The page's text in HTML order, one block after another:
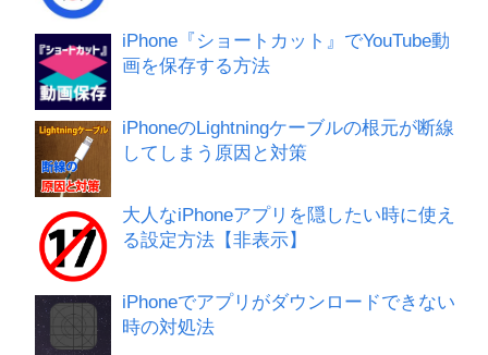
iPhone『ショートカット』でYouTube動
画を保存する方法
iPhoneのLightningケーブルの根元が断線
してしまう原因と対策
大人なiPhoneアプリを隠したい時に使え
る設定方法【非表示】
iPhoneでアプリがダウンロードできない
時の対処法